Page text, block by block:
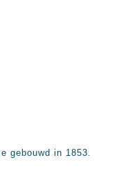
gebouwd in 1853.